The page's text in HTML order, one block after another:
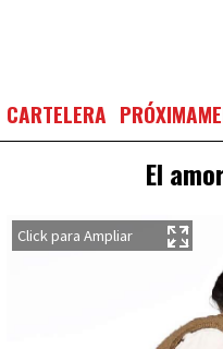
CARTELERA
El